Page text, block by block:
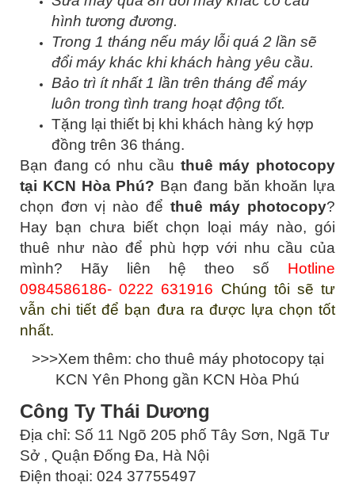
hình tương đương.
Trong 1 tháng nếu máy lỗi quá 2 lần sẽ
đổi máy khác khi khách hàng yêu cầu.
Bảo trì ít nhất 1 lần trên tháng để máy
luôn trong tình trang hoạt động tốt.
Tặng lại thiết bị khi khách hàng ký hợp
đồng trên 36 tháng.
Bạn đang có nhu cầu thuê máy photocopy
tại KCN Hòa Phú? Bạn đang băn khoăn lựa
chọn đơn vị nào để thuê máy photocopy?
Hay bạn chưa biết chọn loại máy nào, gói
thuê như nào để phù hợp với nhu cầu của
mình? Hãy liên hệ theo số Hotline
0984586186- 0222 631916 Chúng tôi sẽ tư
vẫn chi tiết để bạn đưa ra được lựa chọn tốt
nhất.
>>>Xem thêm: cho thuê máy photocopy tại
KCN Yên Phong gần KCN Hòa Phú
Công Ty Thái Dương
Địa chỉ: Số 11 Ngõ 205 phố Tây Sơn, Ngã Tư
Sở , Quận Đống Đa, Hà Nội
Điện thoại: 024 37755497